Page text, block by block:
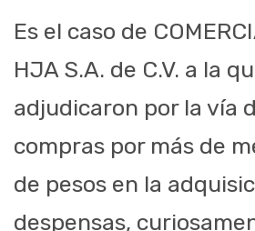
Es el caso de
HJA S.A. de C.V. a la
adjudicaron por la vía
compras por más de
de pesos en la
despensas,